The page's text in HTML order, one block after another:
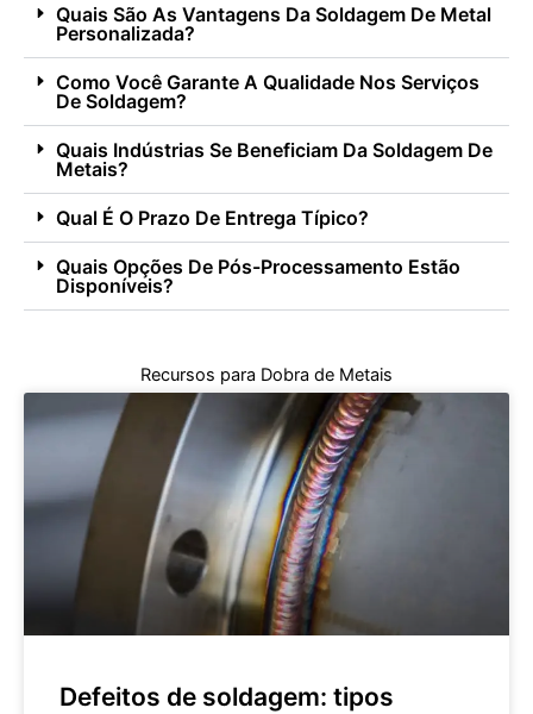
Quais São As Vantagens Da Soldagem De Metal
Personalizada?
Como Você Garante A Qualidade Nos Serviços
De Soldagem?
Quais Indústrias Se Beneficiam Da Soldagem De
Metais?
Qual É O Prazo De Entrega Típico?
Quais Opções De Pós-Processamento Estão
Disponíveis?
Recursos para Dobra de Metais
Defeitos de soldagem: tipos